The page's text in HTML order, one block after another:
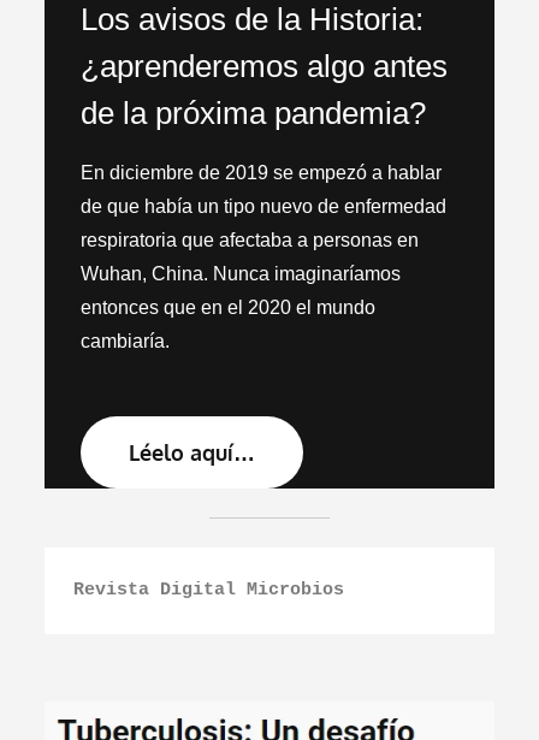
Los avisos de la Historia:
¿aprenderemos algo antes
de la próxima pandemia?
En diciembre de 2019 se empezó a hablar
de que había un tipo nuevo de enfermedad
respiratoria que afectaba a personas en
Wuhan, China. Nunca imaginaríamos
entonces que en el 2020 el mundo
cambiaría.
Léelo aquí…
Revista Digital Microbios